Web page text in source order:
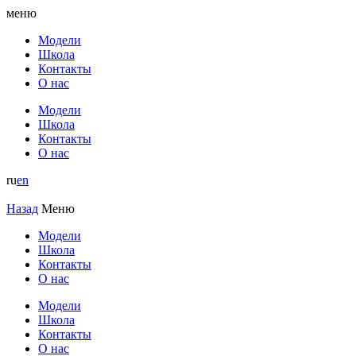
меню
Модели
Школа
Контакты
О нас
Модели
Школа
Контакты
О нас
ruen
Назад Меню
Модели
Школа
Контакты
О нас
Модели
Школа
Контакты
О нас